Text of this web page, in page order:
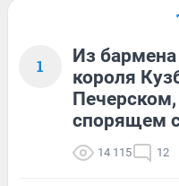
1
Из бармена
короля
спорящем
14 115 12